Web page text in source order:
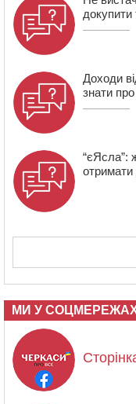
захисник зі
докупити
Доходи
знати
“єЯсла”:
МИ У